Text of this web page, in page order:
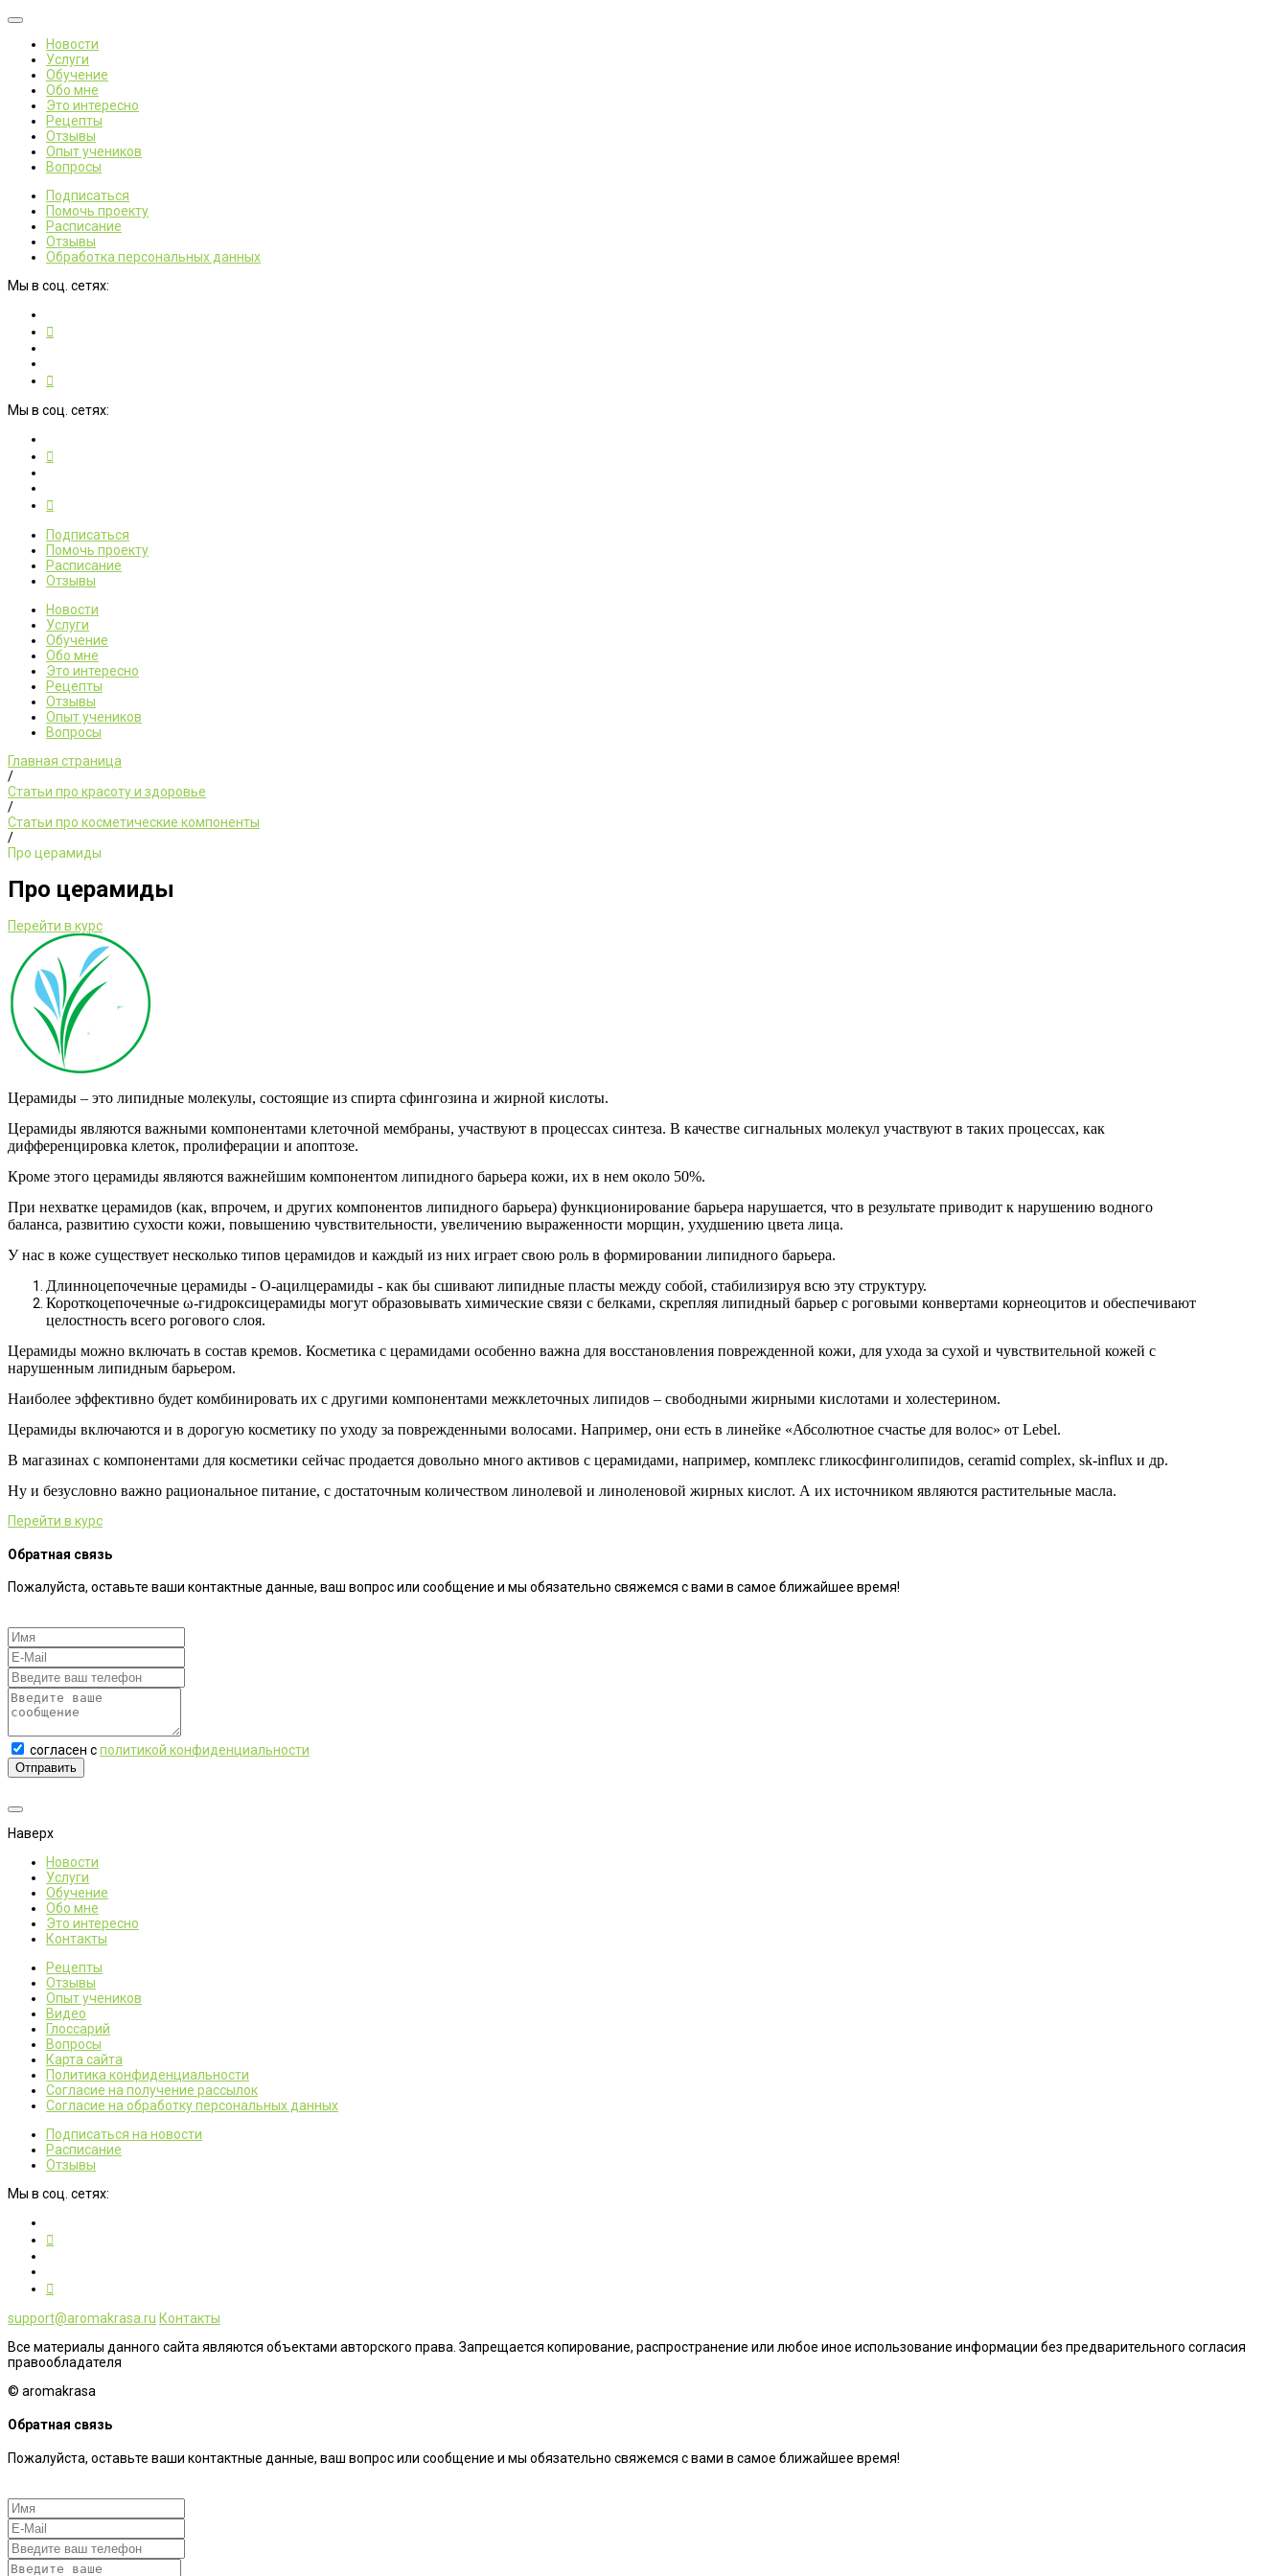
Новости
Услуги
Обучение
Обо мне
Это интересно
Рецепты
Отзывы
Опыт учеников
Вопросы
Подписаться
Помочь проекту
Расписание
Отзывы
Обработка персональных данных
Мы в соц. сетях:
Мы в соц. сетях:
Подписаться
Помочь проекту
Расписание
Отзывы
Новости
Услуги
Обучение
Обо мне
Это интересно
Рецепты
Отзывы
Опыт учеников
Вопросы
Главная страница
/
Статьи про красоту и здоровье
/
Статьи про косметические компоненты
/
Про церамиды
Про церамиды
Перейти в курс
Церамиды – это липидные молекулы, состоящие из спирта сфингозина и жирной кислоты.
Церамиды являются важными компонентами клеточной мембраны, участвуют в процессах синтеза. В качестве сигнальных молекул участвуют в таких процессах, как
дифференцировка клеток, пролиферации и апоптозе.
Кроме этого церамиды являются важнейшим компонентом липидного барьера кожи, их в нем около 50%.
При нехватке церамидов (как, впрочем, и других компонентов липидного барьера) функционирование барьера нарушается, что в результате приводит к нарушению водного
баланса, развитию сухости кожи, повышению чувствительности, увеличению выраженности морщин, ухудшению цвета лица.
У нас в коже существует несколько типов церамидов и каждый из них играет свою роль в формировании липидного барьера.
Длинноцепочечные церамиды - О-ацилцерамиды - как бы сшивают липидные пласты между собой, стабилизируя всю эту структуру.
Короткоцепочечные ω-гидроксицерамиды могут образовывать химические связи с белками, скрепляя липидный барьер с роговыми конвертами корнеоцитов и обеспечивают
целостность всего рогового слоя.
Церамиды можно включать в состав кремов. Косметика с церамидами особенно важна для восстановления поврежденной кожи, для ухода за сухой и чувствительной кожей с
нарушенным липидным барьером.
Наиболее эффективно будет комбинировать их с другими компонентами межклеточных липидов – свободными жирными кислотами и холестерином.
Церамиды включаются и в дорогую косметику по уходу за поврежденными волосами. Например, они есть в линейке «Абсолютное счастье для волос» от Lebel.
В магазинах с компонентами для косметики сейчас продается довольно много активов с церамидами, например, комплекс гликосфинголипидов, ceramid complex, sk-influx и др.
Ну и безусловно важно рациональное питание, с достаточным количеством линолевой и линоленовой жирных кислот. А их источником являются растительные масла.
Перейти в курс
Обратная связь
Пожалуйста, оставьте ваши контактные данные, ваш вопрос или сообщение и мы обязательно свяжемся с вами в самое ближайшее время!
согласен сполитикой конфиденциальности
Отправить
Наверх
Новости
Услуги
Обучение
Обо мне
Это интересно
Контакты
Рецепты
Отзывы
Опыт учеников
Видео
Глоссарий
Вопросы
Карта сайта
Политика конфиденциальности
Согласие на получение рассылок
Согласие на обработку персональных данных
Подписаться на новости
Расписание
Отзывы
Мы в соц. сетях:
support@aromakrasa.ru Контакты
Все материалы данного сайта являются объектами авторского права. Запрещается копирование, распространение или любое иное использование информации без предварительного согласия
правообладателя
© aromakrasa
Обратная связь
Пожалуйста, оставьте ваши контактные данные, ваш вопрос или сообщение и мы обязательно свяжемся с вами в самое ближайшее время!